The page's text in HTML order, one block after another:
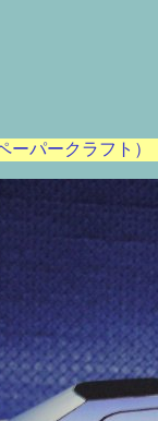
パークラフト）